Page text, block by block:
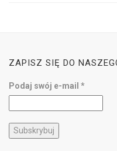
ZAPISZ SIĘ DO
Podaj swój e-mail *